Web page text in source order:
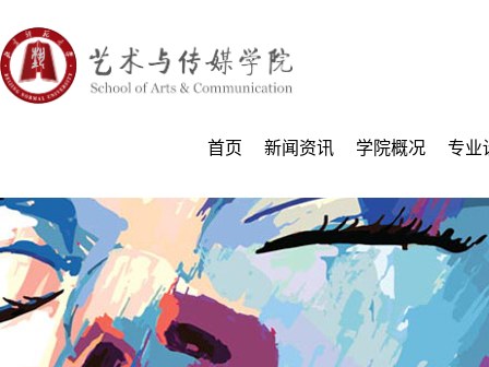
首页 新闻资讯 学院概况 专业